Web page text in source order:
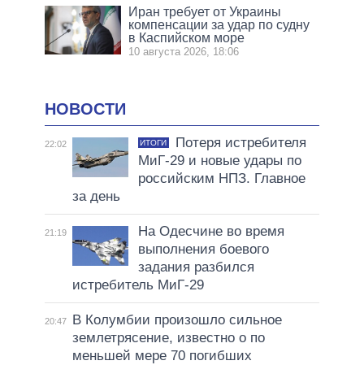
Иран требует от Украины
компенсации за удар по судну
в Каспийском море
10 августа 2026, 18:06
НОВОСТИ
22:02 ИТОГИ
Потеря истребителя
МиГ-29 и новые удары по
российским НПЗ. Главное
за день
21:19
На Одесчине во время
выполнения боевого
задания разбился
истребитель МиГ-29
20:47
В Колумбии произошло сильное
землетрясение, известно о по
меньшей мере 70 погибших